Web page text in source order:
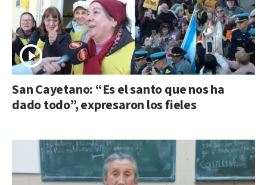
San Cayetano: “Es el santo que nos ha
dado todo”, expresaron los fieles